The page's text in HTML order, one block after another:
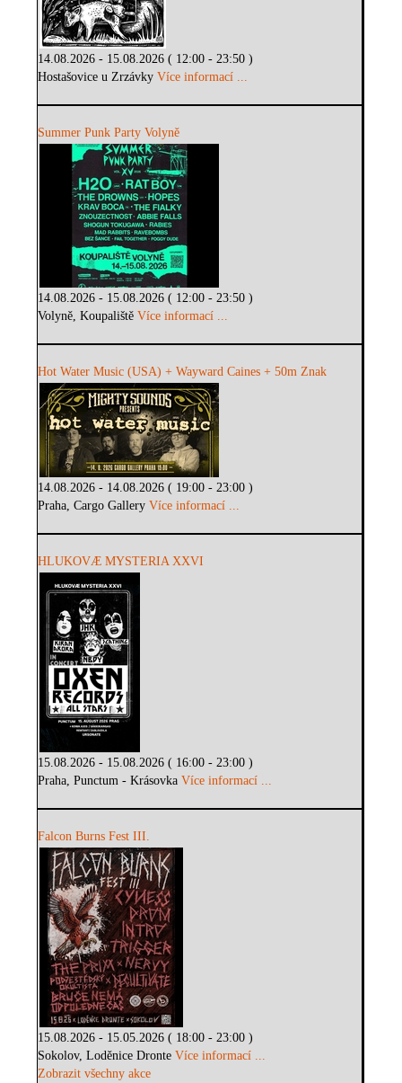
14.08.2026 - 15.08.2026 ( 12:00 - 23:50 )
Hostašovice u ZrzávkyVíce informací ...
Summer Punk Party Volyně
14.08.2026 - 15.08.2026 ( 12:00 - 23:50 )
Volyně, KoupalištěVíce informací ...
Hot Water Music (USA) + Wayward Caines + 50m Znak
14.08.2026 - 14.08.2026 ( 19:00 - 23:00 )
Praha, Cargo GalleryVíce informací ...
HLUKOVÆ MYSTERIA XXVI
15.08.2026 - 15.08.2026 ( 16:00 - 23:00 )
Praha, Punctum - KrásovkaVíce informací ...
Falcon Burns Fest III.
15.08.2026 - 15.05.2026 ( 18:00 - 23:00 )
Sokolov, Loděnice DronteVíce informací ...
Zobrazit všechny akce